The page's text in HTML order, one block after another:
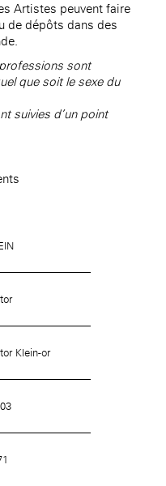
Artistes peuvent faire
de dépôts dans des
sont
que soit le sexe du
suivies d’un point
Klein-or